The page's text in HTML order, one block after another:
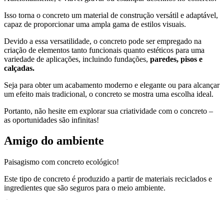
Isso torna o concreto um material de construção versátil e adaptável,
capaz de proporcionar uma ampla gama de estilos visuais.
Devido a essa versatilidade, o concreto pode ser empregado na
criação de elementos tanto funcionais quanto estéticos para uma
variedade de aplicações, incluindo fundações, paredes, pisos e
calçadas.
Seja para obter um acabamento moderno e elegante ou para alcançar
um efeito mais tradicional, o concreto se mostra uma escolha ideal.
Portanto, não hesite em explorar sua criatividade com o concreto –
as oportunidades são infinitas!
Amigo do ambiente
Paisagismo com concreto ecológico!
Este tipo de concreto é produzido a partir de materiais reciclados e
ingredientes que são seguros para o meio ambiente.